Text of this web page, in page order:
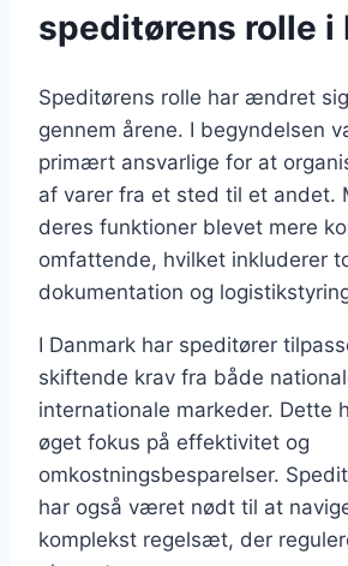
speditørens rolle i
Speditørens rolle har ændret
gennem årene. I begyndelsen
primært ansvarlige for at
af varer fra et sted til et andet.
deres funktioner blevet mere
omfattende, hvilket inkluderer
dokumentation og
I Danmark har speditører
skiftende krav fra både
internationale markeder. Dette
øget fokus på effektivitet og
omkostningsbesparelser.
har også været nødt til at
komplekst regelsæt, der